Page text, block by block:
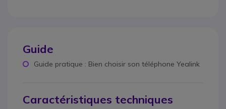
Guide
Guide pratique : Bien choisir son téléphone Yealink
Caractéristiques techniques